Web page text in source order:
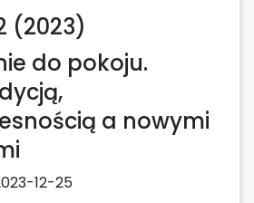
(2023)
do pokoju.
a nowymi
12-25